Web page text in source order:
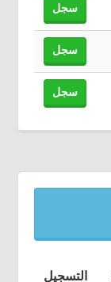
سجل
سجل
سجل
التسجيل